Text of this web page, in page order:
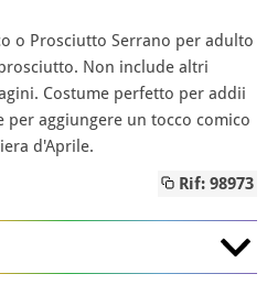
o Prosciutto Serrano per adulto
Non include altri
Costume perfetto per addii
aggiungere un tocco comico
d'Aprile.
Rif: 98973